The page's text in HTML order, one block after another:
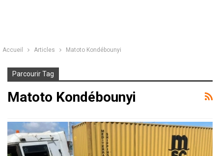
Accueil Articles Matoto Kondébounyi
Parcourir Tag
Matoto Kondébounyi